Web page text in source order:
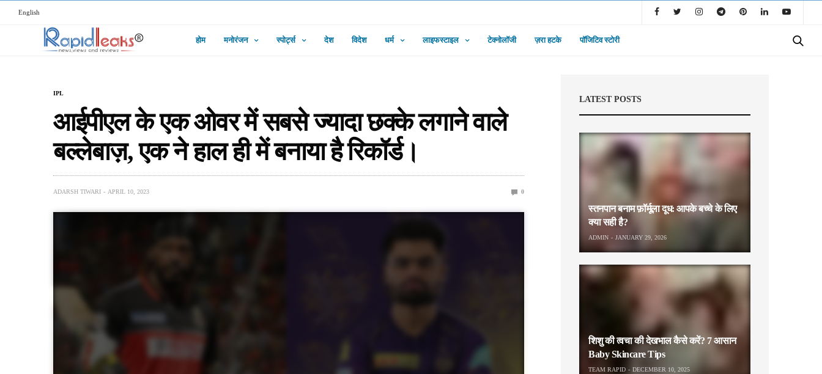
English
होम मनोरंजन स्पोर्ट्स देश विदेश धर्म लाइफस्टाइल टेक्नोलॉजी ज़रा हटके पॉजिटिव स्टोरी
IPL
आईपीएल के एक ओवर में सबसे ज्यादा छक्के लगाने वाले
बल्लेबाज़, एक ने हाल ही में बनाया है रिकॉर्ड।
ADARSH TIWARI APRIL 10, 2023 0
LATEST POSTS
स्तनपान बनाम फ़ॉर्मूला दूध: आपके बच्चे के लिए
क्या सही है?
ADMIN JANUARY 29, 2026
शिशु की त्वचा की देखभाल कैसे करें? 7 आसान
Baby Skincare Tips
TEAM RAPID DECEMBER 10, 2025